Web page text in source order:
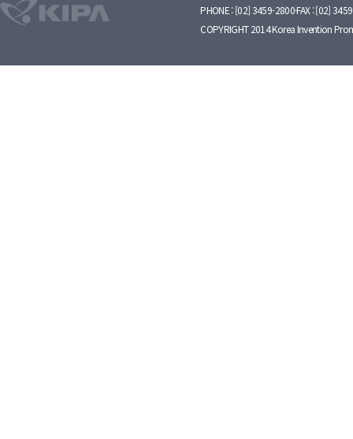
PHONE : [02] 3459-2800·FAX : [02]
COPYRIGHT 2014 Korea Invention